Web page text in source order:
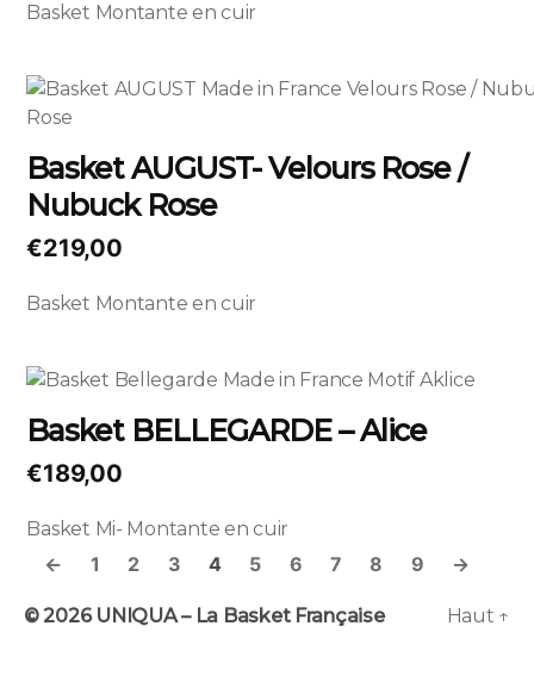
Basket Montante en cuir
peuvent
choisies
sur
page
du
Basket AUGUST- Velours Rose /
Nubuck Rose
€219,00
Basket Montante en cuir
Ce
produit
plusieurs
variations.
options
être
sur
page
du
produit
Basket BELLEGARDE – Alice
€189,00
Basket Mi- Montante en cuir
Ce
a
plusieurs
variations.
Les
peuvent
être
← 1 2 3 4 5 6 7 8 9 →
© 2026 UNIQUA – La Basket Française Haut ↑